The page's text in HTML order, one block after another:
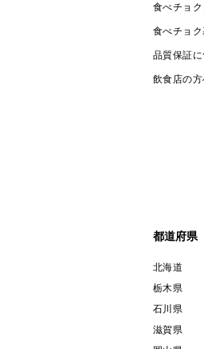
食べチョク
食べチョク
品質保証に
飲食店の方
都道府県
北海道
栃木県
石川県
滋賀県